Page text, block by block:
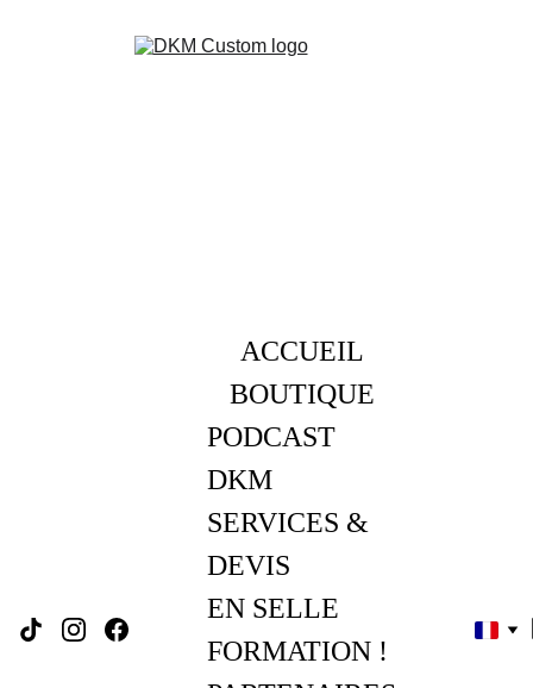
ACCUEIL
BOUTIQUE
PODCAST
DKM
SERVICES &
DEVIS
EN SELLE
FORMATION !